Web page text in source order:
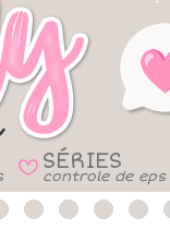
B SÉRIES
controle de eps